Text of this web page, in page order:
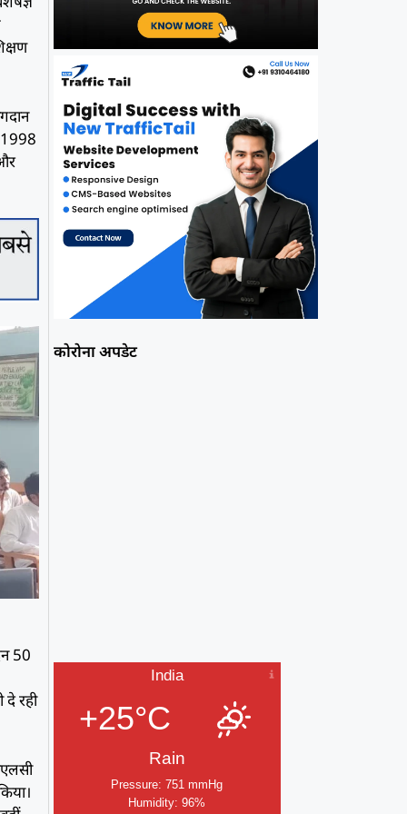
1998
50
रही
कोरोना अपडेट
India
+25°C
Rain
Pressure: 751 mmHg
Humidity: 96%